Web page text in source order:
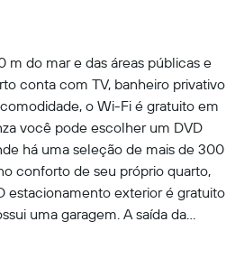
m do mar e das áreas públicas e
conta com TV, banheiro privativo
o Wi-Fi é gratuito em
você pode escolher um DVD
há uma seleção de mais de 300
conforto de seu próprio quarto,
estacionamento exterior é gratuito
uma garagem. A saída da
da-manhã é em estilo buffet.